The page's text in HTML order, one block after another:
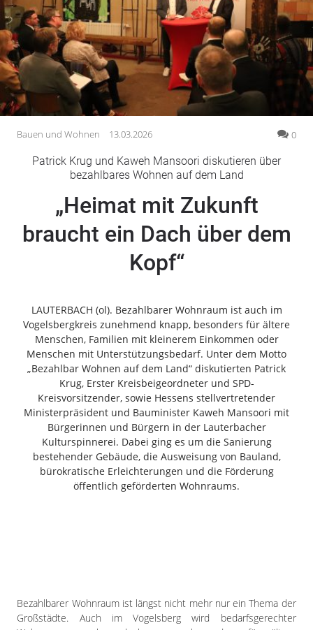
Gesundheit
Kultur
Lifestyle
Wirtschaft
Vogelsberg
Alsfeld
Lauterbach
Romrod
Homberg
Ohm
Feldatal
Freiensteinau
Gemünden
Grebenau
Grebenhain
Herbstein
Kirtorf
Lautertal
Mücke
Schwalmtal
Ulrichstein
Bauen und Wohnen 13.03.2026 0
Patrick Krug und Kaweh Mansoori diskutieren über
bezahlbares Wohnen auf dem Land
„Heimat mit Zukunft
braucht ein Dach über dem
Kopf“
LAUTERBACH (ol). Bezahlbarer Wohnraum ist auch im
Vogelsbergkreis zunehmend knapp, besonders für ältere
Menschen, Familien mit kleinerem Einkommen oder
Menschen mit Unterstützungsbedarf. Unter dem Motto
„Bezahlbar Wohnen auf dem Land“ diskutierten Patrick
Krug, Erster Kreisbeigeordneter und SPD-
Kreisvorsitzender, sowie Hessens stellvertretender
Ministerpräsident und Bauminister Kaweh Mansoori mit
Bürgerinnen und Bürgern in der Lauterbacher
Kulturspinnerei. Dabei ging es um die Sanierung
bestehender Gebäude, die Ausweisung von Bauland,
bürokratische Erleichterungen und die Förderung
öffentlich geförderten Wohnraums.
Bezahlbarer Wohnraum ist längst nicht mehr nur ein Thema der
Großstädte. Auch im Vogelsberg wird bedarfsgerechter